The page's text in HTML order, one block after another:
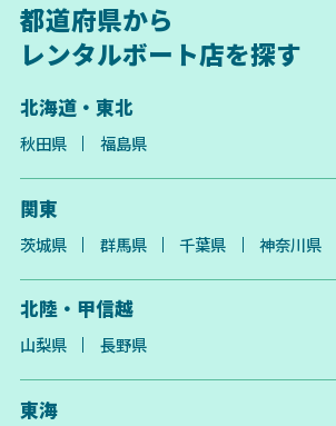
都道府県から
レンタルボート店を探す
北海道・東北
秋田県 福島県
関東
茨城県 群馬県 千葉県 神奈川県
北陸・甲信越
山梨県 長野県
東海